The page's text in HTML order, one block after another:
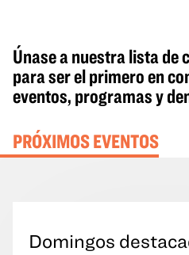
Únase a nuestra lista de
para ser el primero en
eventos, programas y
PRÓXIMOS EVENTOS
Domingos